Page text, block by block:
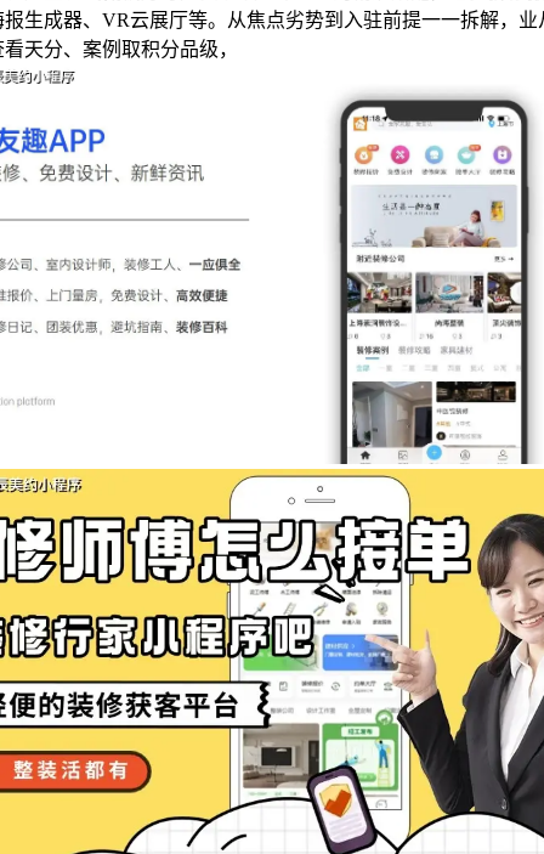
生成器、VR云展厅等。从焦点劣势到入驻前提一一拆解，业
天分、案例取积分品级，